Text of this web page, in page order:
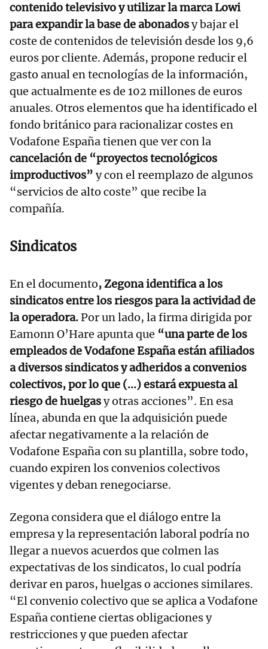
contenido televisivo y utilizar la marca Lowi
para expandir la base de abonadosy bajar el
coste de contenidos de televisión desde los 9,6
euros por cliente. Además, propone reducir el
gasto anual en tecnologías de la información,
que actualmente es de 102 millones de euros
anuales. Otros elementos que ha identificado el
fondo británico para racionalizar costes en
Vodafone España tienen que ver con la
cancelación de “proyectos tecnológicos
improductivos” y con el reemplazo de algunos
“servicios de alto coste” que recibe la
compañía.
Sindicatos
En el documento, Zegona identifica a los
sindicatos entre los riesgos para la actividad de
la operadora.Por un lado, la firma dirigida por
Eamonn O’Hare apunta que “una parte de los
empleados de Vodafone España están afiliados
a diversos sindicatos y adheridos a convenios
colectivos, por lo que (...) estará expuesta al
riesgo de huelgasy otras acciones”. En esa
línea, abunda en que la adquisición puede
afectar negativamente a la relación de
Vodafone España con su plantilla, sobre todo,
cuando expiren los convenios colectivos
vigentes y deban renegociarse.
Zegona considera que el diálogo entre la
empresa y la representación laboral podría no
llegar a nuevos acuerdos que colmen las
expectativas de los sindicatos, lo cual podría
derivar en paros, huelgas o acciones similares.
“El convenio colectivo que se aplica a Vodafone
España contiene ciertas obligaciones y
restricciones y que pueden afectar